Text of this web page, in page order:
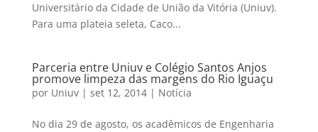
Universitário da Cidade de União da Vitória (Uniuv).
Para uma plateia seleta, Caco...
Parceria entre Uniuv e Colégio Santos Anjos
promove limpeza das margens do Rio Iguaçu
por Uniuv| set 12, 2014| Notícia
No dia 29 de agosto, os acadêmicos de Engenharia